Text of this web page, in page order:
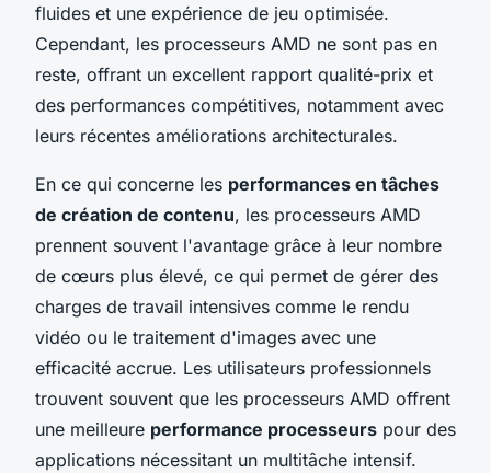
fluides et une expérience de jeu optimisée.
Cependant, les processeurs AMD ne sont pas en
reste, offrant un excellent rapport qualité-prix et
des performances compétitives, notamment avec
leurs récentes améliorations architecturales.
En ce qui concerne les performances en tâches
de création de contenu, les processeurs AMD
prennent souvent l'avantage grâce à leur nombre
de cœurs plus élevé, ce qui permet de gérer des
charges de travail intensives comme le rendu
vidéo ou le traitement d'images avec une
efficacité accrue. Les utilisateurs professionnels
trouvent souvent que les processeurs AMD offrent
une meilleure performance processeurs pour des
applications nécessitant un multitâche intensif.